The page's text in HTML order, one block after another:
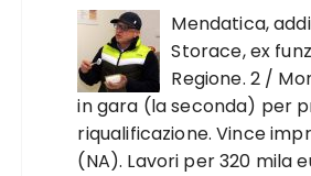
Mendatica,
Storace, ex
Regione. 2 /
in gara (la seconda) per
riqualificazione. Vince
(NA). Lavori per 320 mila